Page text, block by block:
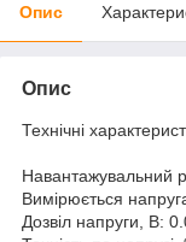
Опис
Опис
Технічні
Навантажувальний
Вимірюється
Дозвіл напруги, В: